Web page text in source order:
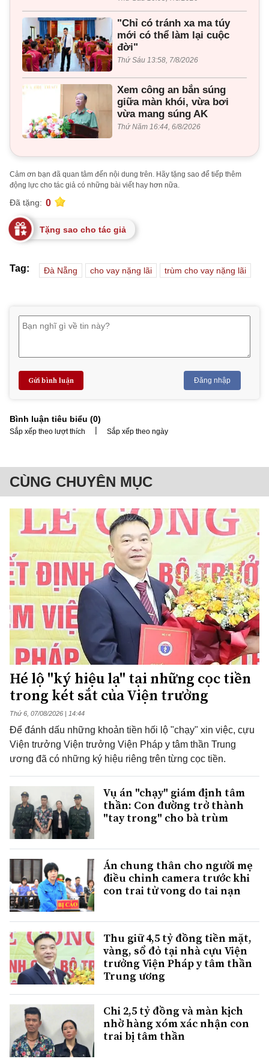
"Chỉ có tránh xa ma túy
mới có thể làm lại cuộc
đời"
Thứ Sáu 13:58, 7/8/2026
Xem công an bắn súng
giữa màn khói, vừa bơi
vừa mang súng AK
Thứ Năm 16:44, 6/8/2026
Cảm ơn bạn đã quan tâm đến nội dung trên. Hãy tặng sao để tiếp thêm
động lực cho tác giả có những bài viết hay hơn nữa.
Đã tặng: 0
Tặng sao cho tác giả
Tag: Đà Nẵng cho vay nặng lãi trùm cho vay nặng lãi
Gửi bình luận Đăng nhập
Bình luận tiêu biểu (0)
Sắp xếp theo lượt thích | Sắp xếp theo ngày
CÙNG CHUYÊN MỤC
Hé lộ "ký hiệu lạ" tại những cọc tiền
trong két sắt của Viện trưởng
Thứ 6, 07/08/2026 | 14:44
Để đánh dấu những khoản tiền hối lộ "chạy" xin việc, cựu
Viện trưởng Viện trưởng Viện Pháp y tâm thần Trung
ương đã có những ký hiệu riêng trên từng cọc tiền.
Vụ án "chạy" giám định tâm
thần: Con đường trở thành
"tay trong" cho bà trùm
Án chung thân cho người mẹ
điều chỉnh camera trước khi
con trai tử vong do tai nạn
Thu giữ 4,5 tỷ đồng tiền mặt,
vàng, sổ đỏ tại nhà cựu Viện
trưởng Viện Pháp y tâm thần
Trung ương
Chi 2,5 tỷ đồng và màn kịch
nhờ hàng xóm xác nhận con
trai bị tâm thần